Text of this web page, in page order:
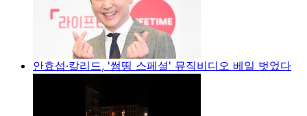
안효섭·칼리드, '썸띵 스페셜' 뮤직비디오 베일 벗었다